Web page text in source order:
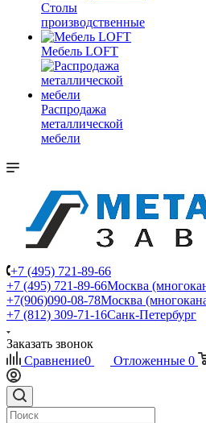
Столы
производственные
Мебель LOFT
Распродажа
металлической
мебели
+7 (495) 721-89-66
+7 (495) 721-89-66Москва
+7(906)090-08-78Москва
+7 (812) 309-71-16Санк-Петербург
Заказать звонок
Сравнение0 Отложенные 0